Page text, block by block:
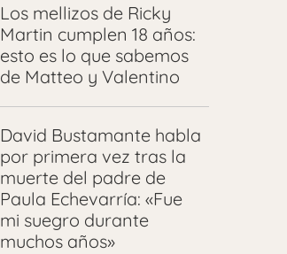
Los mellizos de Ricky
Martin cumplen 18 años:
esto es lo que sabemos
de Matteo y Valentino
David Bustamante habla
por primera vez tras la
muerte del padre de
Paula Echevarría: «Fue
mi suegro durante
muchos años»